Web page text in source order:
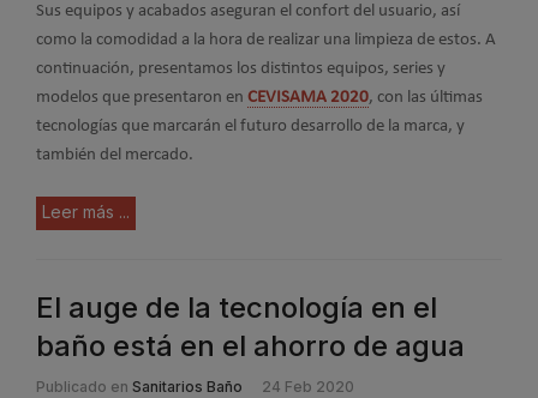
Sus equipos y acabados aseguran el confort del usuario, así
como la comodidad a la hora de realizar una limpieza de estos. A
continuación, presentamos los distintos equipos, series y
modelos que presentaron en CEVISAMA 2020, con las últimas
tecnologías que marcarán el futuro desarrollo de la marca, y
también del mercado.
Leer más ...
El auge de la tecnología en el
baño está en el ahorro de agua
Publicado en Sanitarios Baño 24 Feb 2020